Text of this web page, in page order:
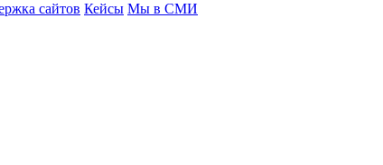
сайтов Кейсы Мы в СМИ